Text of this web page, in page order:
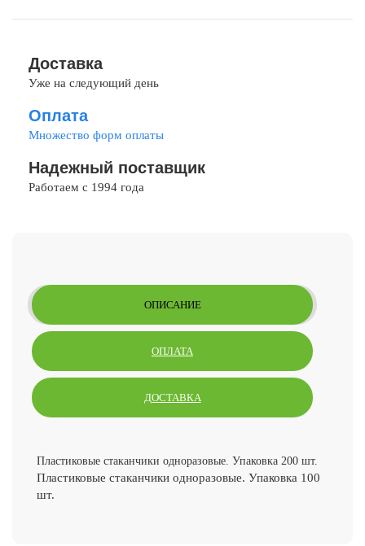
Доставка
Уже на следующий день
Оплата
Множество форм оплаты
Надежный поставщик
Работаем с 1994 года
ОПИСАНИЕ
ОПЛАТА
ДОСТАВКА
Пластиковые стаканчики одноразовые. Упаковка 200 шт.
Пластиковые стаканчики одноразовые. Упаковка 100
шт.